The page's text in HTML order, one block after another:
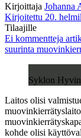
Kirjoittaja Johanna
Kirjoitettu 20.
Tilaajille
Ei kommentteja
suurinta
Syklon
Laitos olisi
kohde olisi